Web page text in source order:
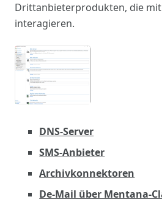
Drittanbieterprodukten, die
interagieren.
DNS-Server
SMS-Anbieter
Archivkonnektoren
De-Mail über Mentana-